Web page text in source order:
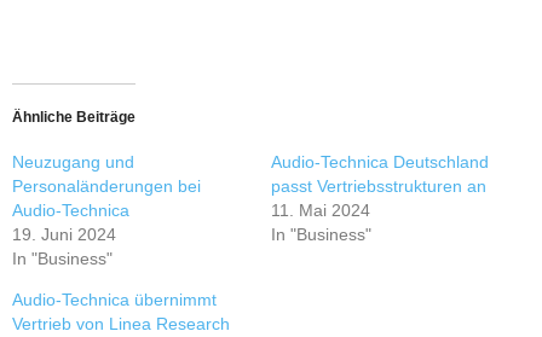
Ähnliche Beiträge
Neuzugang und
Personaländerungen bei
Audio-Technica
19. Juni 2024
In "Business"
Audio-Technica Deutschland
passt Vertriebsstrukturen an
11. Mai 2024
In "Business"
Audio-Technica übernimmt
Vertrieb von Linea Research